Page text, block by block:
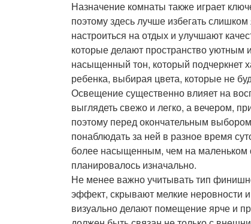
Назначение комнаты также играет
поэтому здесь лучше избегать
настроиться на отдых и улучшают
которые делают пространство уютным
насыщенный тон, который подчеркнет
ребенка, выбирая цвета, которые не
Освещение существенно влияет на
выглядеть свежо и легко, а вечером,
поэтому перед окончательным
понаблюдать за ней в разное время
более насыщенным, чем на маленьком
планировалось изначально.
Не менее важно учитывать тип
эффект, скрывают мелкие неровности
визуально делают помещение ярче и